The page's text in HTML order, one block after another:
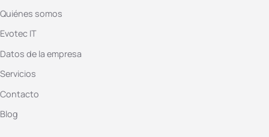
Quiénes somos
Evotec IT
Datos de la empresa
Servicios
Contacto
Blog